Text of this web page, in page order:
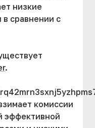
низкие
сравнении с
.
комиссии
эффективной